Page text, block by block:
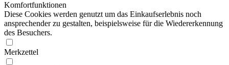
Komfortfunktionen
Diese Cookies werden genutzt um das Einkaufserlebnis noch
ansprechender zu gestalten, beispielsweise für die Wiedererkennung
des Besuchers.
Merkzettel